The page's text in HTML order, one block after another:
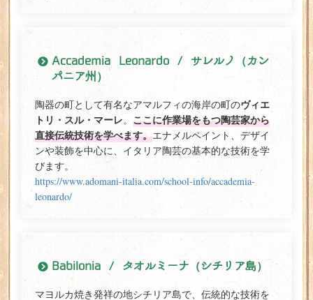
Accademia Leonardo / サレルノ（カン
パニア州）
陶器の町として有名なアマルフィの海岸の町のヴィエ
トリ・スル・マーレ。 ここに作業場をもつ陶芸家から
直接伝統技術を学べます。エナメルペイント、デザイ
ンや装飾を中心に、イタリア陶芸の基本的な技術を学
びます。
https://www.adomani-italia.com/school-info/accademia-
leonardo/
Babilonia / タオルミーナ（シチリア島）
マヨルカ焼き発祥の地シチリア島で、伝統的な技術を